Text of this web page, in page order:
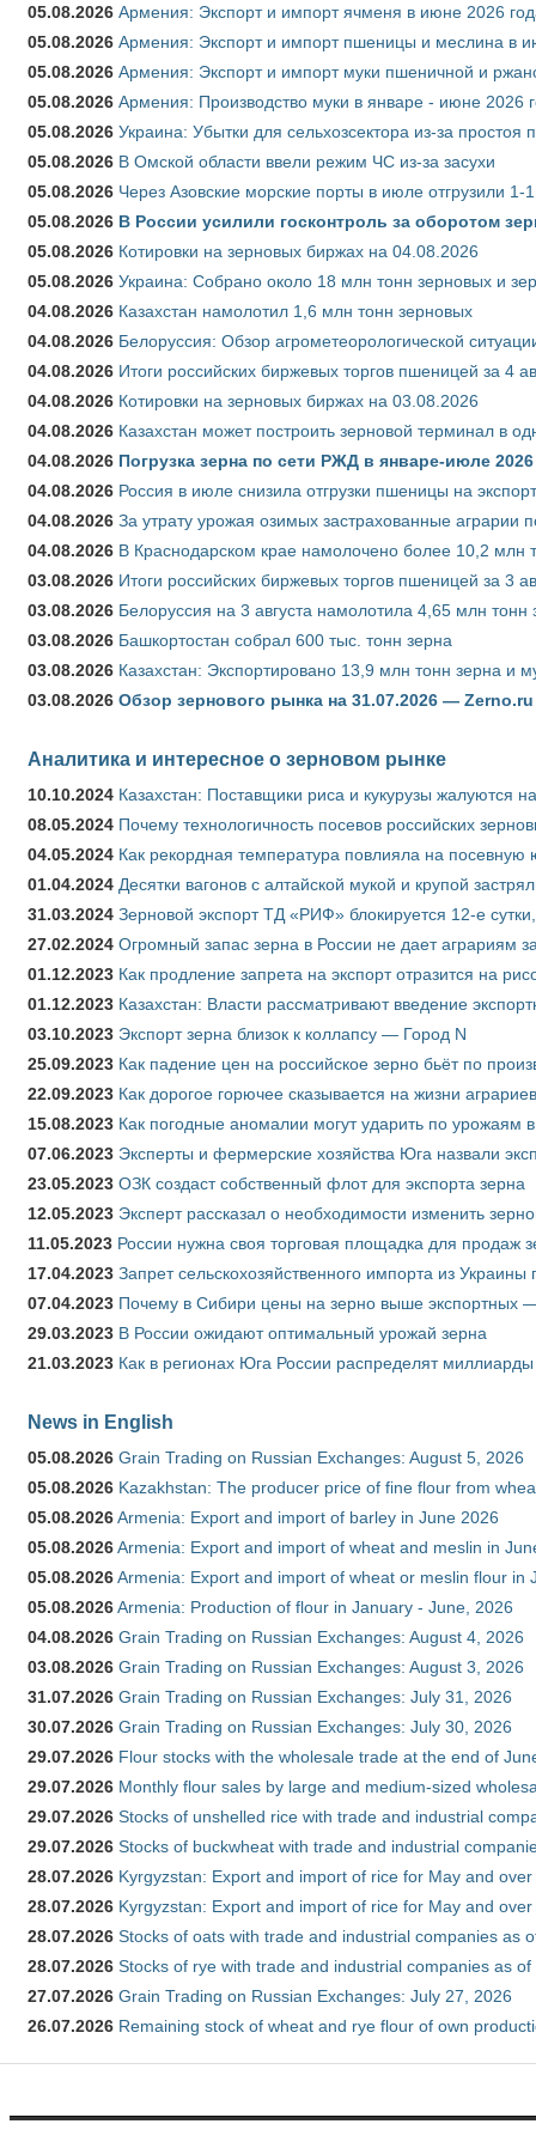
05.08.2026 Армения: Экспорт и импорт ячменя в июне 2026
05.08.2026 Армения: Экспорт и импорт пшеницы и меслина в
05.08.2026 Армения: Экспорт и импорт муки пшеничной и
05.08.2026 Армения: Производство муки в январе - июне 2026
05.08.2026 Украина: Убытки для сельхозсектора из-за простоя
05.08.2026 В Омской области ввели режим ЧС из-за засухи
05.08.2026 Через Азовские морские порты в июле отгрузили
05.08.2026 В России усилили госконтроль за оборотом
05.08.2026 Котировки на зерновых биржах на 04.08.2026
05.08.2026 Украина: Собрано около 18 млн тонн зерновых и
04.08.2026 Казахстан намолотил 1,6 млн тонн зерновых
04.08.2026 Белоруссия: Обзор агрометеорологической
04.08.2026 Итоги российских биржевых торгов пшеницей за 4
04.08.2026 Котировки на зерновых биржах на 03.08.2026
04.08.2026 Казахстан может построить зерновой терминал в
04.08.2026 Погрузка зерна по сети РЖД в январе-июле
04.08.2026 Россия в июле снизила отгрузки пшеницы на
04.08.2026 За утрату урожая озимых застрахованные аграрии
04.08.2026 В Краснодарском крае намолочено более 10,2 млн
03.08.2026 Итоги российских биржевых торгов пшеницей за 3
03.08.2026 Белоруссия на 3 августа намолотила 4,65 млн тонн
03.08.2026 Башкортостан собрал 600 тыс. тонн зерна
03.08.2026 Казахстан: Экспортировано 13,9 млн тонн зерна и
03.08.2026 Обзор зернового рынка на 31.07.2026 — Zerno.ru
Аналитика и интересное о зерновом рынке
10.10.2024 Казахстан: Поставщики риса и кукурузы жалуются
08.05.2024 Почему технологичность посевов российских
04.05.2024 Как рекордная температура повлияла на
01.04.2024 Десятки вагонов с алтайской мукой и крупой
31.03.2024 Зерновой экспорт ТД «РИФ» блокируется 12-е
27.02.2024 Огромный запас зерна в России не дает аграриям
01.12.2023 Как продление запрета на экспорт отразится на
01.12.2023 Казахстан: Власти рассматривают введение
03.10.2023 Экспорт зерна близок к коллапсу — Город N
25.09.2023 Как падение цен на российское зерно бьёт по
22.09.2023 Как дорогое горючее сказывается на жизни аграриев
15.08.2023 Как погодные аномалии могут ударить по урожаям
07.06.2023 Эксперты и фермерские хозяйства Юга назвали
23.05.2023 ОЗК создаст собственный флот для экспорта зерна
12.05.2023 Эксперт рассказал о необходимости изменить
11.05.2023 России нужна своя торговая площадка для продаж
17.04.2023 Запрет сельскохозяйственного импорта из
07.04.2023 Почему в Сибири цены на зерно выше экспортных
29.03.2023 В России ожидают оптимальный урожай зерна
21.03.2023 Как в регионах Юга России распределят
News in English
05.08.2026 Grain Trading on Russian Exchanges: August 5, 2026
05.08.2026 Kazakhstan: The producer price of fine flour from
05.08.2026Armenia: Export and import of barley in June 2026
05.08.2026Armenia: Export and import of wheat and meslin in
05.08.2026Armenia: Export and import of wheat or meslin flour in
05.08.2026Armenia: Production of flour in January - June, 2026
04.08.2026 Grain Trading on Russian Exchanges: August 4, 2026
03.08.2026 Grain Trading on Russian Exchanges: August 3, 2026
31.07.2026 Grain Trading on Russian Exchanges: July 31, 2026
30.07.2026 Grain Trading on Russian Exchanges: July 30, 2026
29.07.2026 Flour stocks with the wholesale trade at the end of
29.07.2026 Monthly flour sales by large and medium-sized
29.07.2026 Stocks of unshelled rice with trade and industrial
29.07.2026 Stocks of buckwheat with trade and industrial
28.07.2026 Kyrgyzstan: Export and import of rice for May and
28.07.2026 Kyrgyzstan: Export and import of rice for May and
28.07.2026 Stocks of oats with trade and industrial companies as
28.07.2026 Stocks of rye with trade and industrial companies as
27.07.2026 Grain Trading on Russian Exchanges: July 27, 2026
26.07.2026 Remaining stock of wheat and rye flour of own